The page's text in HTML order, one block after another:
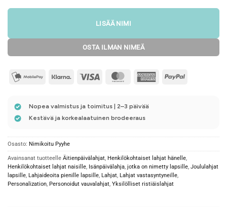
LISÄÄ NIMI
OSTA ILMAN NIMEÄ
mobilepay2 Klarna Visa MasterCard AmericanPayPal
Nopea valmistus ja toimitus | 2–3 päivää
Kestävä ja korkealaatuinen brodeeraus
Osasto: Nimikoitu Pyyhe
Avainsanat tuotteelle Äitienpäivälahjat Henkilökohtaiset lahjat hänelle
Henkilökohtaiset lahjat naisille Isänpäivälahja jotka on nimetty lapsille Joululahjat
lapsille Lahjaideoita pienille lapsille Lahjat Lahjat vastasyntyneille
Personalization Personoidut vauvalahjat Yksilölliset ristiäislahjat